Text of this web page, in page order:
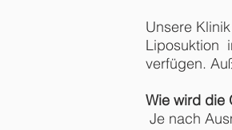
Unsere
Liposuktion
verfügen.
Wie wird die
Je nach